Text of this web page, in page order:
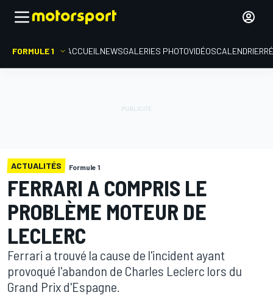
FORMULE 1 ACCUEIL NEWSGALERIES PHOTOVIDÉOSCALENDRIER
ACTUALITÉS Formule 1
FERRARI A COMPRIS LE
PROBLÈME MOTEUR DE
LECLERC
Ferrari a trouvé la cause de l'incident ayant
provoqué l'abandon de Charles Leclerc lors du
Grand Prix d'Espagne.